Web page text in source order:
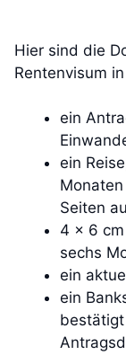
Hier sind die
Rentenvisum
ein
ein
Seiten
4 x 6
sechs
ein
ein